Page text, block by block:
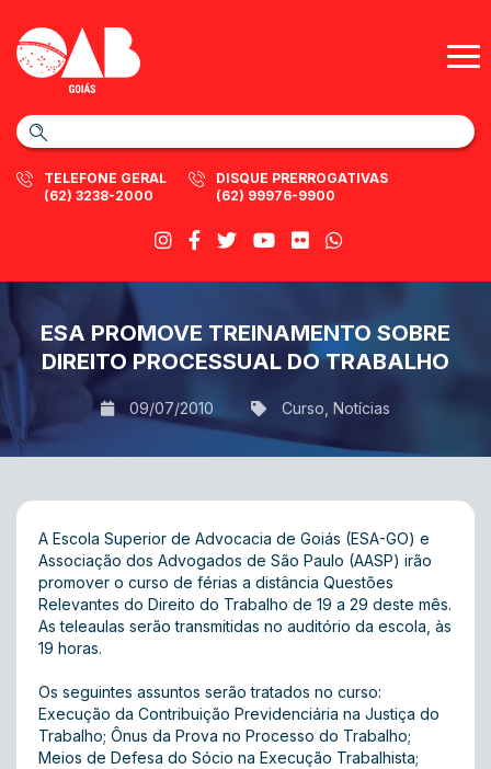
TELEFONE GERAL
(62) 3238-2000
DISQUE PRERROGATIVAS
(62) 99976-9900
ESA PROMOVE TREINAMENTO SOBRE
DIREITO PROCESSUAL DO TRABALHO
09/07/2010 Curso Notícias
A Escola Superior de Advocacia de Goiás (ESA-GO) e
Associação dos Advogados de São Paulo (AASP) irão
promover o curso de férias a distância Questões
Relevantes do Direito do Trabalho de 19 a 29 deste mês.
As teleaulas serão transmitidas no auditório da escola, às
19 horas.
Os seguintes assuntos serão tratados no curso:
Execução da Contribuição Previdenciária na Justiça do
Trabalho; Ônus da Prova no Processo do Trabalho;
Meios de Defesa do Sócio na Execução Trabalhista;